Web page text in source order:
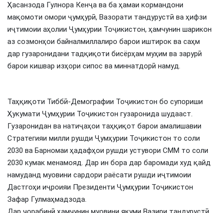
Ҳасанзода Гулнора Кенҷа ва ба ҳамаи кормандони
мақомоти омори ҷумҳурӣ, Вазорати тандурустӣ ва ҳифзи
иҷтимоии аҳолии Ҷумҳурии Тоҷикистон, ҳамчунин шарикон
аз созмонҳои байналмиллалиро барои иштирок ва саҳм
дар гузаронидани тадқиқоти бисёрҳам муҳим ва зарурӣ
барои кишвар изҳори сипос ва миннатдорӣ намуд.
Таҳқиқоти Тиббӣ-Демографии Тоҷикистон бо супориши
Ҳукумати Ҷумҳурии Тоҷикистон гузаронида шудааст.
Гузаронидан ва натиҷаҳои таҳқиқот барои амалишавии
Стратегияи милли рушди Ҷумҳурии Тоҷикистон то соли
2030 ва Барномаи ҳадафҳои рушди устувори СММ то соли
2030 кумак менамояд. Дар ин бора дар баромади худ қайд
намуданд муовини сардори раёсати рушди иҷтимоии
Дастгоҳи иҷроияи Президенти Ҷумҳурии Тоҷикистон
Зафар Гулмаҳмадзода.